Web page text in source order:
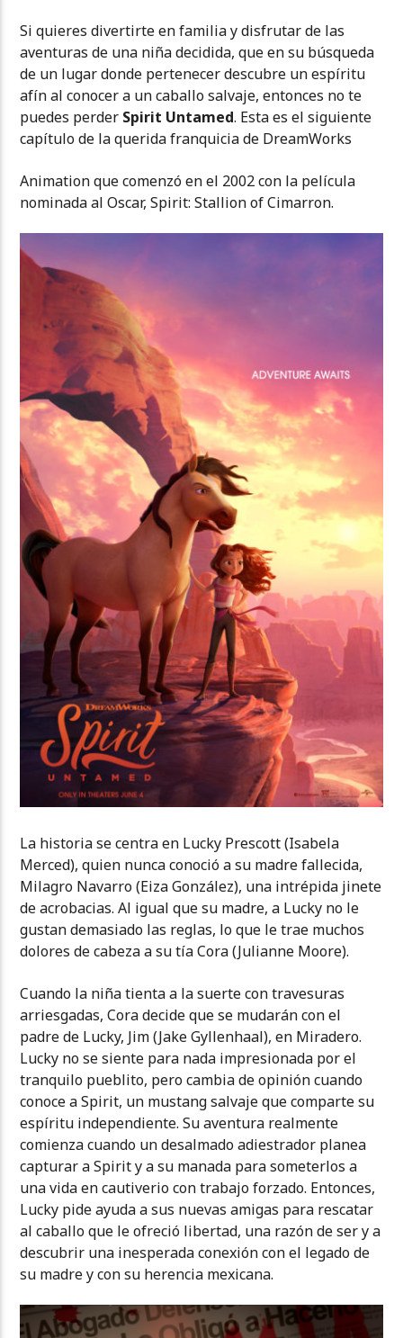
Si quieres divertirte en familia y disfrutar de las
aventuras de una niña decidida, que en su búsqueda
de un lugar donde pertenecer descubre un espíritu
afín al conocer a un caballo salvaje, entonces no te
puedes perder Spirit Untamed. Esta es el siguiente
capítulo de la querida franquicia de DreamWorks
Animation que comenzó en el 2002 con la película
nominada al Oscar, Spirit: Stallion of Cimarron.
La historia se centra en Lucky Prescott (Isabela
Merced), quien nunca conoció a su madre fallecida,
Milagro Navarro (Eiza González), una intrépida jinete
de acrobacias. Al igual que su madre, a Lucky no le
gustan demasiado las reglas, lo que le trae muchos
dolores de cabeza a su tía Cora (Julianne Moore).
Cuando la niña tienta a la suerte con travesuras
arriesgadas, Cora decide que se mudarán con el
padre de Lucky, Jim (Jake Gyllenhaal), en Miradero.
Lucky no se siente para nada impresionada por el
tranquilo pueblito, pero cambia de opinión cuando
conoce a Spirit, un mustang salvaje que comparte su
espíritu independiente. Su aventura realmente
comienza cuando un desalmado adiestrador planea
capturar a Spirit y a su manada para someterlos a
una vida en cautiverio con trabajo forzado. Entonces,
Lucky pide ayuda a sus nuevas amigas para rescatar
al caballo que le ofreció libertad, una razón de ser y a
descubrir una inesperada conexión con el legado de
su madre y con su herencia mexicana.